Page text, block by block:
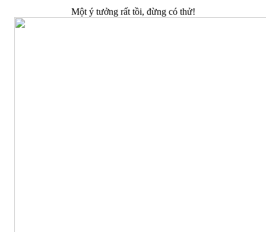
Một ý tưởng rất tồi, đừng có thử!